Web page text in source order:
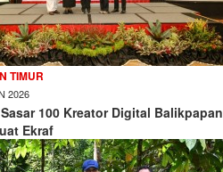
TIMUR
2026
100 Kreator Digital Balikpapan
Ekraf